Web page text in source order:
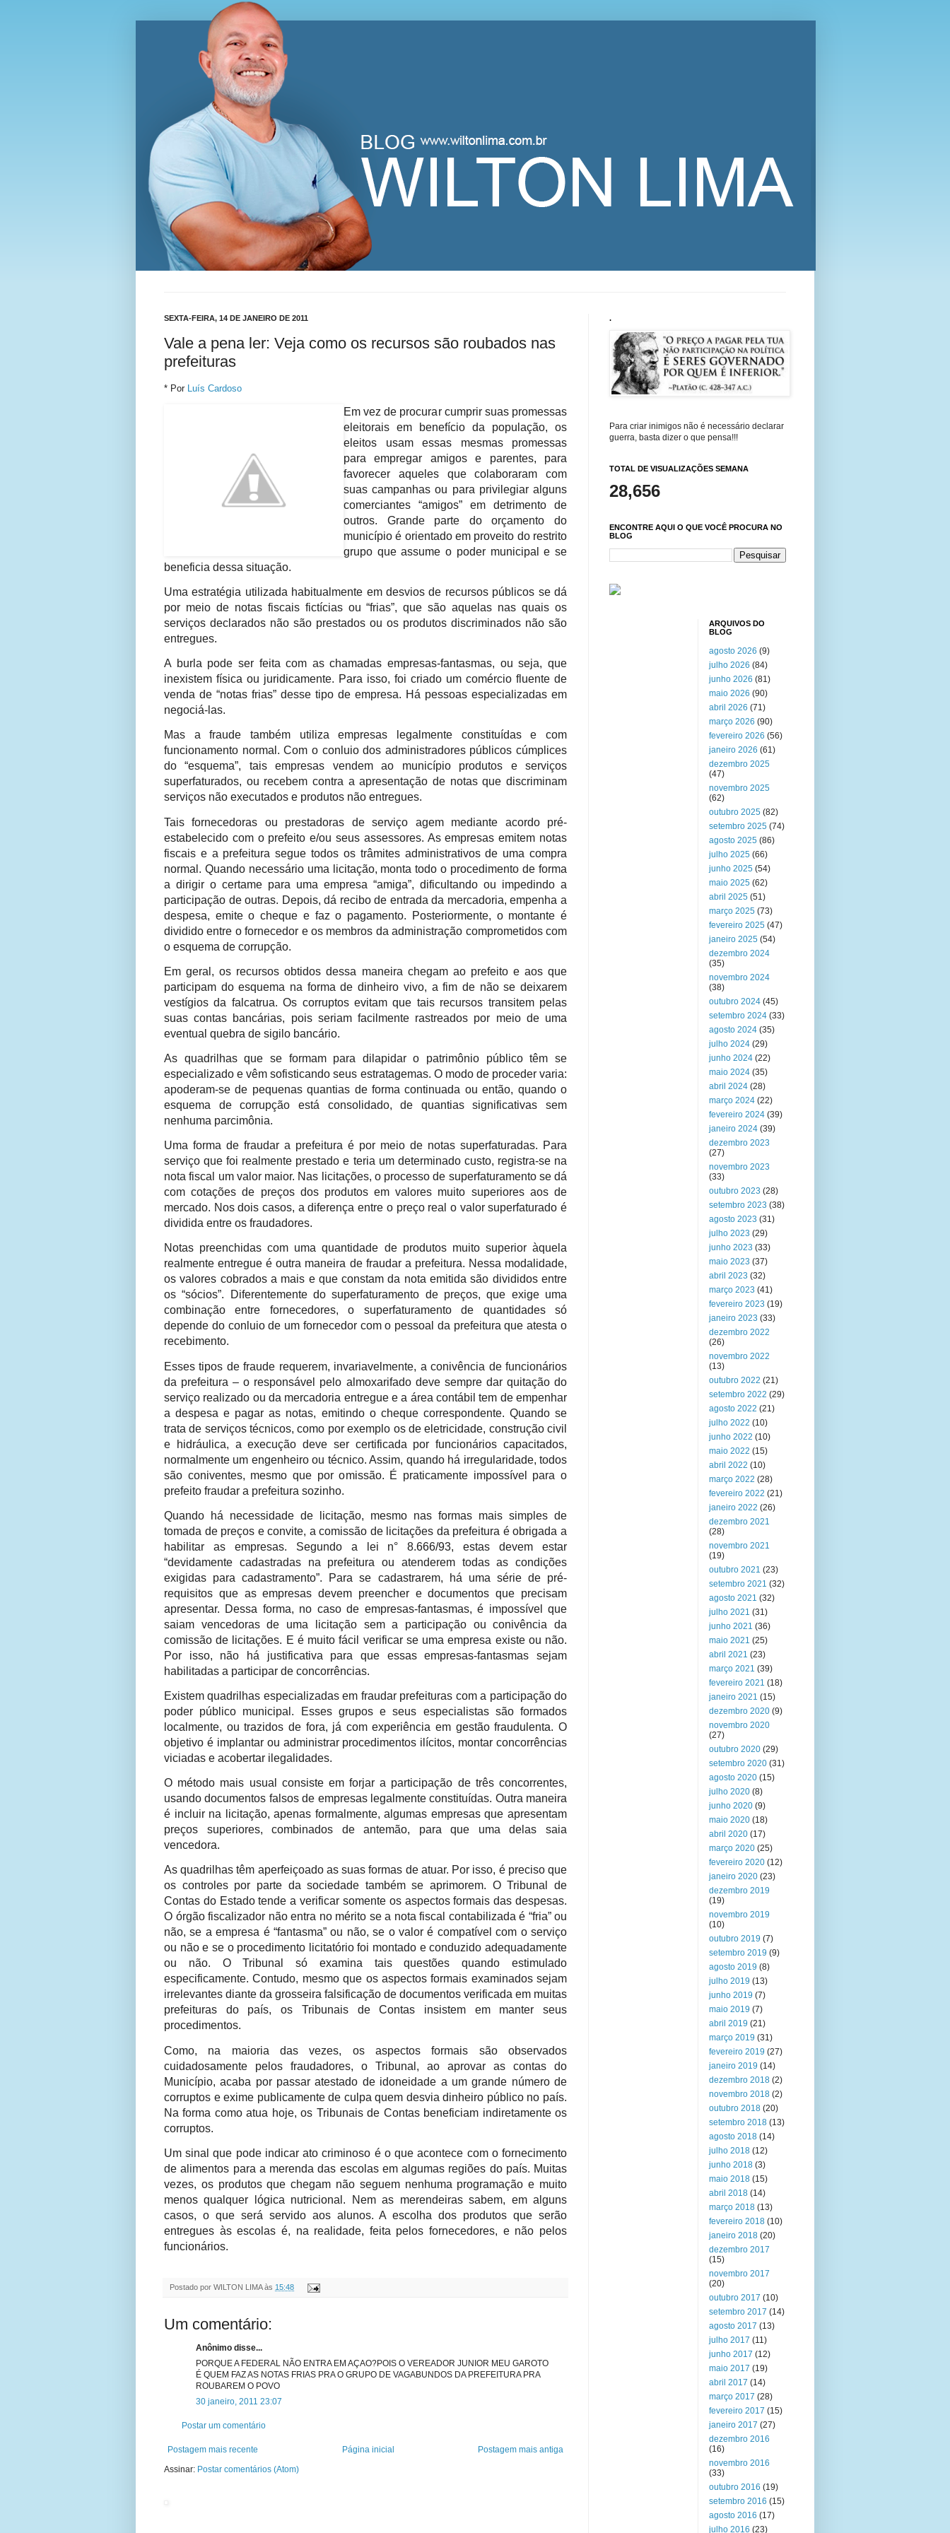
Blog Wilton Lima
SEXTA-FEIRA, 14 DE JANEIRO DE 2011
Vale a pena ler: Veja como os recursos são roubados nas
prefeituras
* Por Luís Cardoso
Em vez de procurar cumprir suas promessas
eleitorais em benefício da população, os
eleitos usam essas mesmas promessas
para empregar amigos e parentes, para
favorecer aqueles que colaboraram com
suas campanhas ou para privilegiar alguns
comerciantes “amigos” em detrimento de
outros. Grande parte do orçamento do
município é orientado em proveito do restrito
grupo que assume o poder municipal e se
beneficia dessa situação.
Uma estratégia utilizada habitualmente em desvios de recursos públicos se dá
por meio de notas fiscais fictícias ou “frias”, que são aquelas nas quais os
serviços declarados não são prestados ou os produtos discriminados não são
entregues.
A burla pode ser feita com as chamadas empresas-fantasmas, ou seja, que
inexistem física ou juridicamente. Para isso, foi criado um comércio fluente de
venda de “notas frias” desse tipo de empresa. Há pessoas especializadas em
negociá-las.
Mas a fraude também utiliza empresas legalmente constituídas e com
funcionamento normal. Com o conluio dos administradores públicos cúmplices
do “esquema”, tais empresas vendem ao município produtos e serviços
superfaturados, ou recebem contra a apresentação de notas que discriminam
serviços não executados e produtos não entregues.
Tais fornecedoras ou prestadoras de serviço agem mediante acordo pré-
estabelecido com o prefeito e/ou seus assessores. As empresas emitem notas
fiscais e a prefeitura segue todos os trâmites administrativos de uma compra
normal. Quando necessário uma licitação, monta todo o procedimento de forma
a dirigir o certame para uma empresa “amiga”, dificultando ou impedindo a
participação de outras. Depois, dá recibo de entrada da mercadoria, empenha a
despesa, emite o cheque e faz o pagamento. Posteriormente, o montante é
dividido entre o fornecedor e os membros da administração comprometidos com
o esquema de corrupção.
Em geral, os recursos obtidos dessa maneira chegam ao prefeito e aos que
participam do esquema na forma de dinheiro vivo, a fim de não se deixarem
vestígios da falcatrua. Os corruptos evitam que tais recursos transitem pelas
suas contas bancárias, pois seriam facilmente rastreados por meio de uma
eventual quebra de sigilo bancário.
As quadrilhas que se formam para dilapidar o patrimônio público têm se
especializado e vêm sofisticando seus estratagemas. O modo de proceder varia:
apoderam-se de pequenas quantias de forma continuada ou então, quando o
esquema de corrupção está consolidado, de quantias significativas sem
nenhuma parcimônia.
Uma forma de fraudar a prefeitura é por meio de notas superfaturadas. Para
serviço que foi realmente prestado e teria um determinado custo, registra-se na
nota fiscal um valor maior. Nas licitações, o processo de superfaturamento se dá
com cotações de preços dos produtos em valores muito superiores aos de
mercado. Nos dois casos, a diferença entre o preço real o valor superfaturado é
dividida entre os fraudadores.
Notas preenchidas com uma quantidade de produtos muito superior àquela
realmente entregue é outra maneira de fraudar a prefeitura. Nessa modalidade,
os valores cobrados a mais e que constam da nota emitida são divididos entre
os “sócios”. Diferentemente do superfaturamento de preços, que exige uma
combinação entre fornecedores, o superfaturamento de quantidades só
depende do conluio de um fornecedor com o pessoal da prefeitura que atesta o
recebimento.
Esses tipos de fraude requerem, invariavelmente, a conivência de funcionários
da prefeitura – o responsável pelo almoxarifado deve sempre dar quitação do
serviço realizado ou da mercadoria entregue e a área contábil tem de empenhar
a despesa e pagar as notas, emitindo o cheque correspondente. Quando se
trata de serviços técnicos, como por exemplo os de eletricidade, construção civil
e hidráulica, a execução deve ser certificada por funcionários capacitados,
normalmente um engenheiro ou técnico. Assim, quando há irregularidade, todos
são coniventes, mesmo que por omissão. É praticamente impossível para o
prefeito fraudar a prefeitura sozinho.
Quando há necessidade de licitação, mesmo nas formas mais simples de
tomada de preços e convite, a comissão de licitações da prefeitura é obrigada a
habilitar as empresas. Segundo a lei n° 8.666/93, estas devem estar
“devidamente cadastradas na prefeitura ou atenderem todas as condições
exigidas para cadastramento”. Para se cadastrarem, há uma série de pré-
requisitos que as empresas devem preencher e documentos que precisam
apresentar. Dessa forma, no caso de empresas-fantasmas, é impossível que
saiam vencedoras de uma licitação sem a participação ou conivência da
comissão de licitações. E é muito fácil verificar se uma empresa existe ou não.
Por isso, não há justificativa para que essas empresas-fantasmas sejam
habilitadas a participar de concorrências.
Existem quadrilhas especializadas em fraudar prefeituras com a participação do
poder público municipal. Esses grupos e seus especialistas são formados
localmente, ou trazidos de fora, já com experiência em gestão fraudulenta. O
objetivo é implantar ou administrar procedimentos ilícitos, montar concorrências
viciadas e acobertar ilegalidades.
O método mais usual consiste em forjar a participação de três concorrentes,
usando documentos falsos de empresas legalmente constituídas. Outra maneira
é incluir na licitação, apenas formalmente, algumas empresas que apresentam
preços superiores, combinados de antemão, para que uma delas saia
vencedora.
As quadrilhas têm aperfeiçoado as suas formas de atuar. Por isso, é preciso que
os controles por parte da sociedade também se aprimorem. O Tribunal de
Contas do Estado tende a verificar somente os aspectos formais das despesas.
O órgão fiscalizador não entra no mérito se a nota fiscal contabilizada é “fria” ou
não, se a empresa é “fantasma” ou não, se o valor é compatível com o serviço
ou não e se o procedimento licitatório foi montado e conduzido adequadamente
ou não. O Tribunal só examina tais questões quando estimulado
especificamente. Contudo, mesmo que os aspectos formais examinados sejam
irrelevantes diante da grosseira falsificação de documentos verificada em muitas
prefeituras do país, os Tribunais de Contas insistem em manter seus
procedimentos.
Como, na maioria das vezes, os aspectos formais são observados
cuidadosamente pelos fraudadores, o Tribunal, ao aprovar as contas do
Município, acaba por passar atestado de idoneidade a um grande número de
corruptos e exime publicamente de culpa quem desvia dinheiro público no país.
Na forma como atua hoje, os Tribunais de Contas beneficiam indiretamente os
corruptos.
Um sinal que pode indicar ato criminoso é o que acontece com o fornecimento
de alimentos para a merenda das escolas em algumas regiões do país. Muitas
vezes, os produtos que chegam não seguem nenhuma programação e muito
menos qualquer lógica nutricional. Nem as merendeiras sabem, em alguns
casos, o que será servido aos alunos. A escolha dos produtos que serão
entregues às escolas é, na realidade, feita pelos fornecedores, e não pelos
funcionários.
Postado por WILTON LIMA às 15:48
Um comentário:
Anônimo disse...
PORQUE A FEDERAL NÃO ENTRA EM AÇAO?POIS O VEREADOR JUNIOR MEU GAROTO
É QUEM FAZ AS NOTAS FRIAS PRA O GRUPO DE VAGABUNDOS DA PREFEITURA PRA
ROUBAREM O POVO
30 janeiro, 2011 23:07
Postar um comentário
Postagem mais recente Postagem mais antiga
Página inicial
Assinar: Postar comentários (Atom)
.
Para criar inimigos não é necessário declarar
guerra, basta dizer o que pensa!!!
TOTAL DE VISUALIZAÇÕES SEMANA
28,656
ENCONTRE AQUI O QUE VOCÊ PROCURA NO
BLOG
ARQUIVOS DO
BLOG
agosto 2026 (9)
julho 2026 (84)
junho 2026 (81)
maio 2026 (90)
abril 2026 (71)
março 2026 (90)
fevereiro 2026 (56)
janeiro 2026 (61)
dezembro 2025
(47)
novembro 2025
(62)
outubro 2025 (82)
setembro 2025 (74)
agosto 2025 (86)
julho 2025 (66)
junho 2025 (54)
maio 2025 (62)
abril 2025 (51)
março 2025 (73)
fevereiro 2025 (47)
janeiro 2025 (54)
dezembro 2024
(35)
novembro 2024
(38)
outubro 2024 (45)
setembro 2024 (33)
agosto 2024 (35)
julho 2024 (29)
junho 2024 (22)
maio 2024 (35)
abril 2024 (28)
março 2024 (22)
fevereiro 2024 (39)
janeiro 2024 (39)
dezembro 2023
(27)
novembro 2023
(33)
outubro 2023 (28)
setembro 2023 (38)
agosto 2023 (31)
julho 2023 (29)
junho 2023 (33)
maio 2023 (37)
abril 2023 (32)
março 2023 (41)
fevereiro 2023 (19)
janeiro 2023 (33)
dezembro 2022
(26)
novembro 2022
(13)
outubro 2022 (21)
setembro 2022 (29)
agosto 2022 (21)
julho 2022 (10)
junho 2022 (10)
maio 2022 (15)
abril 2022 (10)
março 2022 (28)
fevereiro 2022 (21)
janeiro 2022 (26)
dezembro 2021
(28)
novembro 2021
(19)
outubro 2021 (23)
setembro 2021 (32)
agosto 2021 (32)
julho 2021 (31)
junho 2021 (36)
maio 2021 (25)
abril 2021 (23)
março 2021 (39)
fevereiro 2021 (18)
janeiro 2021 (15)
dezembro 2020 (9)
novembro 2020
(27)
outubro 2020 (29)
setembro 2020 (31)
agosto 2020 (15)
julho 2020 (8)
junho 2020 (9)
maio 2020 (18)
abril 2020 (17)
março 2020 (25)
fevereiro 2020 (12)
janeiro 2020 (23)
dezembro 2019
(19)
novembro 2019
(10)
outubro 2019 (7)
setembro 2019 (9)
agosto 2019 (8)
julho 2019 (13)
junho 2019 (7)
maio 2019 (7)
abril 2019 (21)
março 2019 (31)
fevereiro 2019 (27)
janeiro 2019 (14)
dezembro 2018 (2)
novembro 2018 (2)
outubro 2018 (20)
setembro 2018 (13)
agosto 2018 (14)
julho 2018 (12)
junho 2018 (3)
maio 2018 (15)
abril 2018 (14)
março 2018 (13)
fevereiro 2018 (10)
janeiro 2018 (20)
dezembro 2017
(15)
novembro 2017
(20)
outubro 2017 (10)
setembro 2017 (14)
agosto 2017 (13)
julho 2017 (11)
junho 2017 (12)
maio 2017 (19)
abril 2017 (14)
março 2017 (28)
fevereiro 2017 (15)
janeiro 2017 (27)
dezembro 2016
(16)
novembro 2016
(33)
outubro 2016 (19)
setembro 2016 (15)
agosto 2016 (17)
julho 2016 (23)